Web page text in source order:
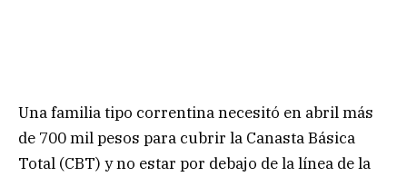
Una familia tipo correntina necesitó en abril más
de 700 mil pesos para cubrir la Canasta Básica
Total (CBT) y no estar por debajo de la línea de la